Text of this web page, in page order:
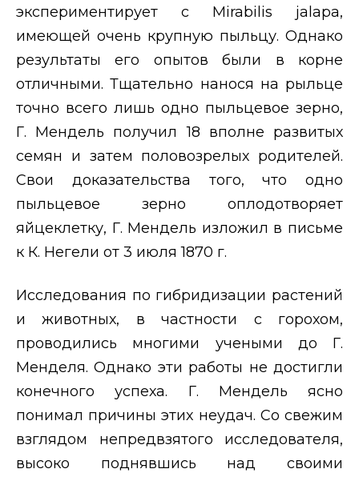
экспериментирует с Mirabilis jalapа,
имеющей очень крупную пыльцу. Однако
результаты его опытов были в корне
отличными. Тщательно нанося на рыльце
точно всего лишь одно пыльцевое зерно,
Г. Мендель получил 18 вполне развитых
семян и затем половозрелых родителей.
Свои доказательства того, что одно
пыльцевое зерно оплодотворяет
яйцеклетку, Г. Мендель изложил в письме
к К. Негели от 3 июля 1870 г.
Исследования по гибридизации растений
и животных, в частности с горохом,
проводились многими учеными до Г.
Менделя. Однако эти работы не достигли
конечного успеха. Г. Мендель ясно
понимал причины этих неудач. Со свежим
взглядом непредвзятого исследователя,
высоко поднявшись над своими